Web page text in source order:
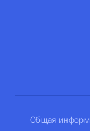
Общая